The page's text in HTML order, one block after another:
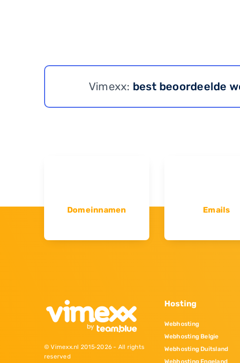
Vimexx: best beoordeelde
Domeinnamen Emails
© Vimexx.nl 2015‐2026 - All rights
reserved
Hosting
Webhosting
Webhosting Belgie
Webhosting Duitsland
Webhosting Engeland